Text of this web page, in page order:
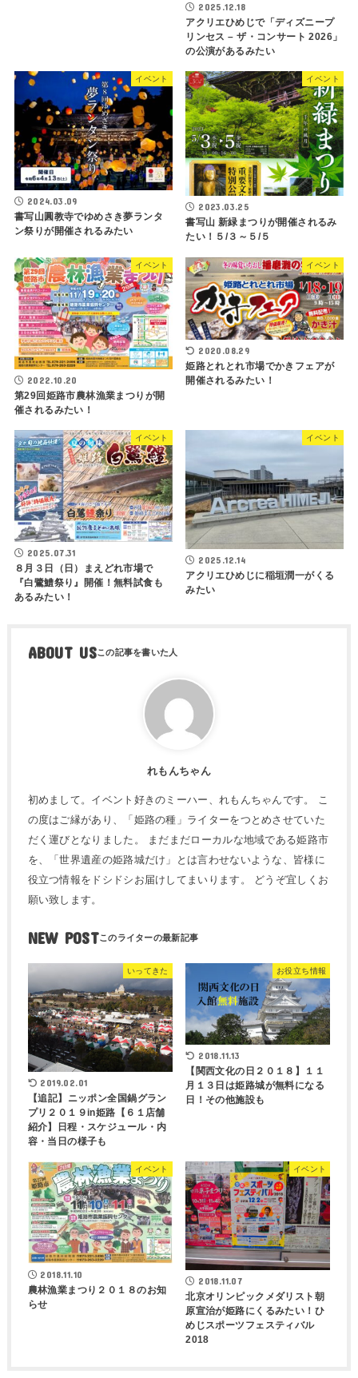
2025.12.18
アクリエひめじで「ディズニープ
リンセス – ザ・コンサート 2026」
の公演があるみたい
イベント
2024.03.09
書写山圓教寺でゆめさき夢ランタ
ン祭りが開催されるみたい
イベント
2023.03.25
書写山 新緑まつりが開催されるみ
たい！５/３～５/５
イベント
2022.10.20
第29回姫路市農林漁業まつりが開
催されるみたい！
イベント
2020.08.29
姫路とれとれ市場でかきフェアが
開催されるみたい！
イベント
2025.07.31
８月３日（日）まえどれ市場で
『白鷺鱧祭り』開催！無料試食も
あるみたい！
イベント
2025.12.14
アクリエひめじに稲垣潤一がくる
みたい
ABOUT US
れもんちゃん
初めまして。イベント好きのミーハー、れもんちゃんです。 こ
の度はご縁があり、「姫路の種」ライターをつとめさせていた
だく運びとなりました。 まだまだローカルな地域である姫路市
を、「世界遺産の姫路城だけ」とは言わせないような、皆様に
役立つ情報をドシドシお届けしてまいります。 どうぞ宜しくお
願い致します。
NEW POST
いってきた
2019.02.01
【追記】ニッポン全国鍋グラン
プリ２０１９in姫路【６１店舗
紹介】日程・スケジュール・内
容・当日の様子も
お役立ち情報
2018.11.13
【関西文化の日２０１８】１１
月１３日は姫路城が無料になる
日！その他施設も
イベント
2018.11.10
農林漁業まつり２０１８のお知
らせ
イベント
2018.11.07
北京オリンピックメダリスト朝
原宣治が姫路にくるみたい！ひ
めじスポーツフェスティバル
2018